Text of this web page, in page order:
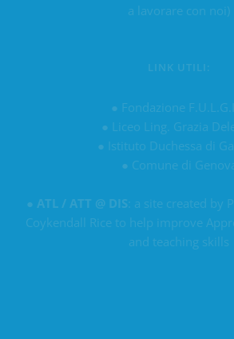
a lavorare con noi)
LINK UTILI:
● Fondazione
●
Liceo Ling. Grazia
● Istituto Duchessa di
● Comune di
● ATL / ATT @ DIS : a site created by
Coykendall Rice to help improve
and teaching skills